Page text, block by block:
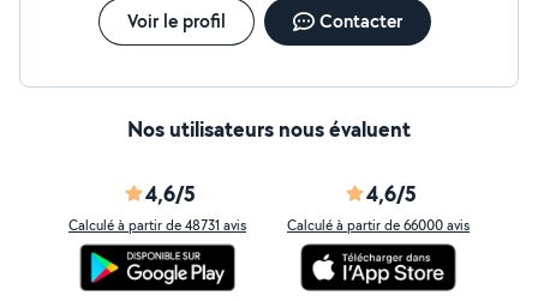
Voir le profil Contacter
Nos utilisateurs nous évaluent
4,6/5
Calculé à partir de 48731 avis
4,6/5
Calculé à partir de 66000 avis